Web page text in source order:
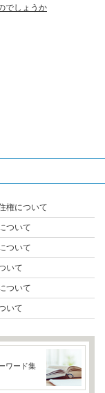
でしょうか
権について
ついて
ついて
いて
ついて
いて
ワード集